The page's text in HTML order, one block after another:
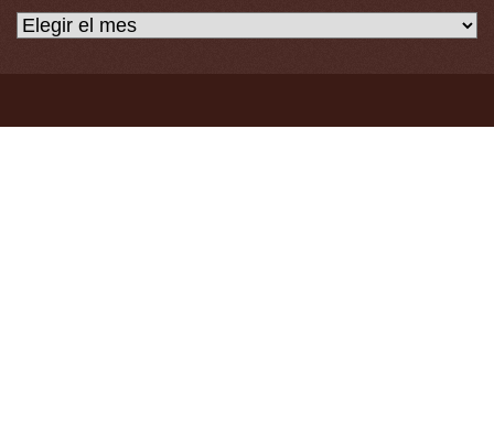
Archivo
EBM